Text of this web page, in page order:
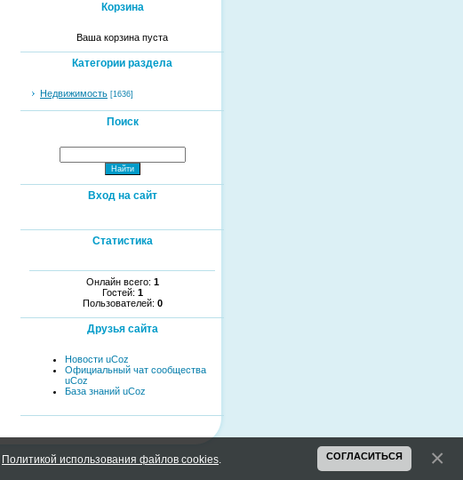
Корзина
Ваша корзина пуста
Категории раздела
Недвижимость [1636]
Поиск
Вход на сайт
Статистика
Онлайн всего: 1
Гостей: 1
Пользователей: 0
Друзья сайта
Новости uCoz
Официальный чат сообщества
uCoz
База знаний uCoz
Политикой использования файлов cookies СОГЛАСИТЬСЯ